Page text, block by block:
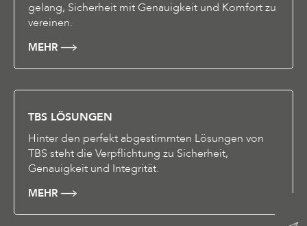
gelang, Sicherheit mit Genauigkeit und Komfort zu
vereinen.
MEHR
TBS LÖSUNGEN
Hinter den perfekt abgestimmten Lösungen von
TBS steht die Verpflichtung zu Sicherheit,
Genauigkeit und Integrität.
MEHR